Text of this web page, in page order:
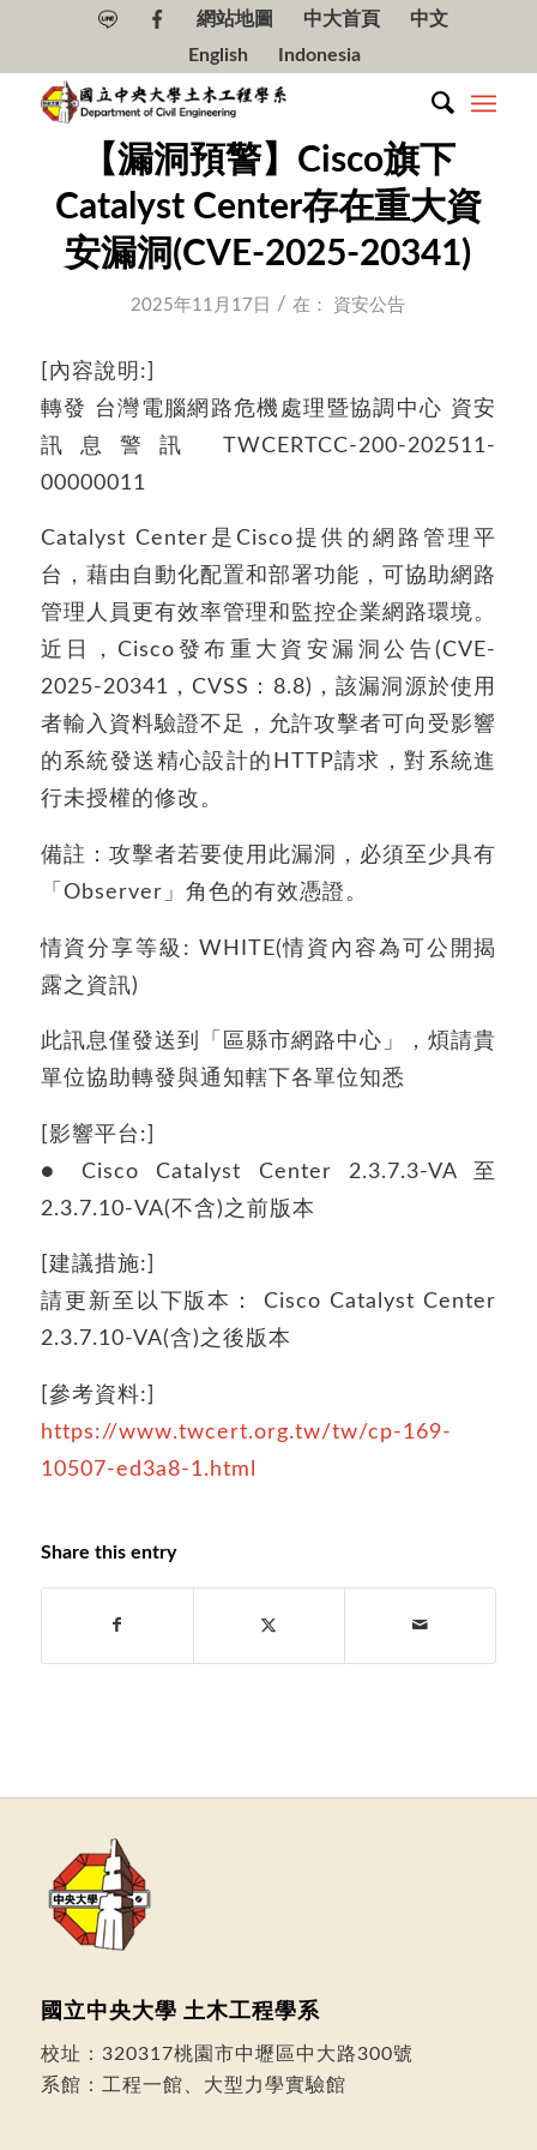
網站地圖 中大首頁
中文
English
Indonesia
【漏洞預警】Cisco旗下
Catalyst Center存在重大資
安漏洞(CVE-2025-20341)
2025年11月17日 / 在： 資安公告
[內容說明:]
轉發 台灣電腦網路危機處理暨協調中心 資安
訊息警訊 TWCERTCC-200-202511-
00000011
Catalyst Center是Cisco提供的網路管理平
台，藉由自動化配置和部署功能，可協助網路
管理人員更有效率管理和監控企業網路環境。
近日，Cisco發布重大資安漏洞公告(CVE-
2025-20341，CVSS：8.8)，該漏洞源於使用
者輸入資料驗證不足，允許攻擊者可向受影響
的系統發送精心設計的HTTP請求，對系統進
行未授權的修改。
備註：攻擊者若要使用此漏洞，必須至少具有
「Observer」角色的有效憑證。
情資分享等級: WHITE(情資內容為可公開揭
露之資訊)
此訊息僅發送到「區縣市網路中心」，煩請貴
單位協助轉發與通知轄下各單位知悉
[影響平台:]
● Cisco Catalyst Center 2.3.7.3-VA 至
2.3.7.10-VA(不含)之前版本
[建議措施:]
請更新至以下版本： Cisco Catalyst Center
2.3.7.10-VA(含)之後版本
[參考資料:]
https://www.twcert.org.tw/tw/cp-169-
10507-ed3a8-1.html
Share this entry
國立中央大學 土木工程學系
校址： 320317桃園市中壢區中大路300號
系館：工程一館、大型力學實驗館